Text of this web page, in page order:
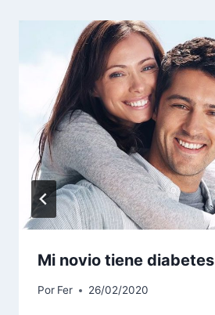
Mi novio tiene diabetes
Por Fer 26/02/2020